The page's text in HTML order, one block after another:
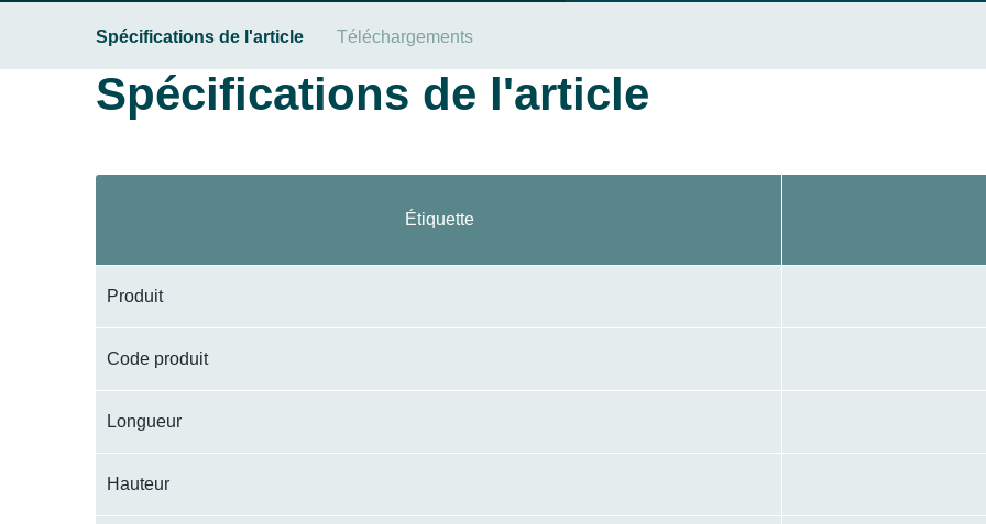
Spécifications de l'article Téléchargements
Spécifications de l'article
Étiquette
Produit
Code produit
Longueur
Hauteur